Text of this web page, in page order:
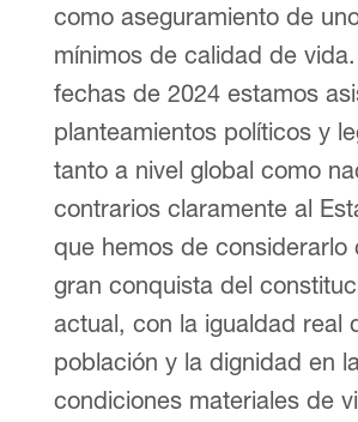
como aseguramiento de
mínimos de calidad de
fechas de 2024 estamos
planteamientos políticos y
tanto a nivel global como
contrarios claramente al
que hemos de considerarlo
gran conquista del
actual, con la igualdad real
población y la dignidad en
condiciones materiales de